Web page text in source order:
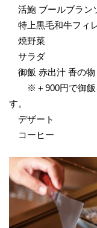
活鮑 ブールブラン
特上黒毛和牛フィ
焼野菜
サラダ
御飯 赤出汁 香の物
※＋900円で御飯を
す。
デザート
コーヒー